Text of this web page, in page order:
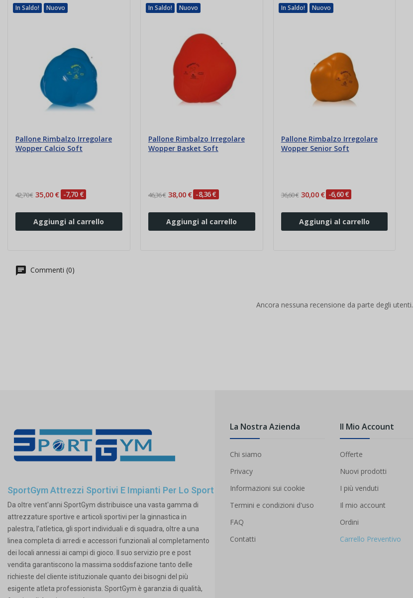
In Saldo! Nuovo
Pallone Rimbalzo Irregolare
Wopper Calcio Soft
42,70 € 35,00 € -7,70 €
Aggiungi al carrello
In Saldo! Nuovo
Pallone Rimbalzo Irregolare
Wopper Basket Soft
46,36 € 38,00 € -8,36 €
Aggiungi al carrello
In Saldo! Nuovo
Pallone Rimbalzo Irregolare
Wopper Senior Soft
36,60 € 30,00 € -6,60 €
Aggiungi al carrello
Commenti (0)
Ancora nessuna recensione da parte degli utenti.
SportGym Attrezzi Sportivi E Impianti Per Lo Sport
Da oltre vent'anni SportGym distribuisce una vasta gamma di
attrezzature sportive e articoli sportivi per la ginnastica in
palestra, l’atletica, gli sport individuali e di squadra, oltre a una
linea completa di arredi e accessori funzionali al completamento
dei locali annessi ai campi di gioco. Il suo servizio pre e post
vendita garantiscono la massima soddisfazione tanto delle
richieste del cliente istituzionale quanto dei bisogni del più
esigente atleta professionista. SportGym è garanzia di qualità,
La Nostra Azienda
Chi siamo
Privacy
Informazioni sui cookie
Termini e condizioni d'uso
FAQ
Contatti
Il Mio Account
Offerte
Nuovi prodotti
I più venduti
Il mio account
Ordini
Carrello Preventivo